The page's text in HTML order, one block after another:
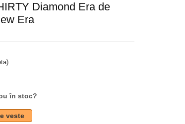
Diamond Era de
Era
în stoc?
veste